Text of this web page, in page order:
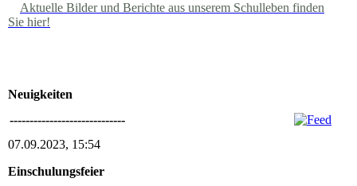
Aktuelle Bilder und Berichte aus unserem Schulleben finden
Sie hier!
Neuigkeiten
-----------------------------
07.09.2023, 15:54
Einschulungsfeier